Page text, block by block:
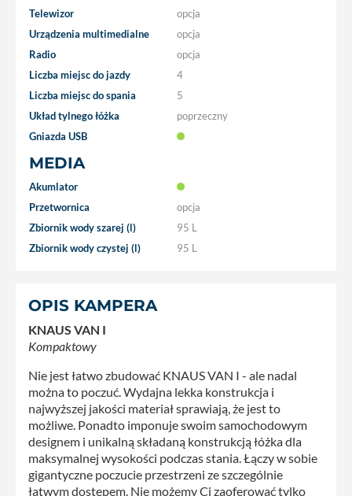
Telewizor
opcja
Urządzenia multimedialne
opcja
Radio
opcja
Liczba miejsc do jazdy
4
Liczba miejsc do spania
5
Układ tylnego łóżka
poprzeczny
Gniazda USB
MEDIA
Akumlator
Przetwornica
opcja
Zbiornik wody szarej (l)
95 L
Zbiornik wody czystej (l)
95 L
OPIS KAMPERA
KNAUS VAN I
Kompaktowy
Nie jest łatwo zbudować KNAUS VAN I - ale nadal
można to poczuć. Wydajna lekka konstrukcja i
najwyższej jakości materiał sprawiają, że jest to
możliwe. Ponadto imponuje swoim samochodowym
designem i unikalną składaną konstrukcją łóżka dla
maksymalnej wysokości podczas stania. Łączy w sobie
gigantyczne poczucie przestrzeni ze szczególnie
łatwym dostępem. Nie możemy Ci zaoferować tylko